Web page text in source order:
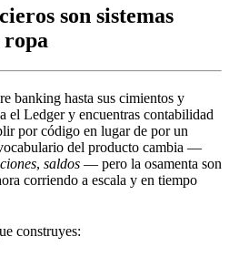
son sistemas
ropa
banking hasta sus cimientos y
el Ledger y encuentras contabilidad
por código en lugar de por un
del producto cambia —
, saldos — pero la osamenta son
corriendo a escala y en tiempo
construyes: